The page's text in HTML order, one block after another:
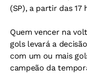
(SP), a partir das 17
Quem vencer na
gols levará a
com um ou mais
campeão da